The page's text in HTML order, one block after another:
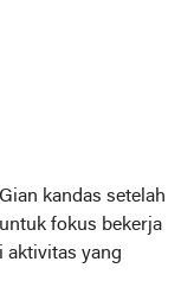
kandas setelah
fokus bekerja
aktivitas yang